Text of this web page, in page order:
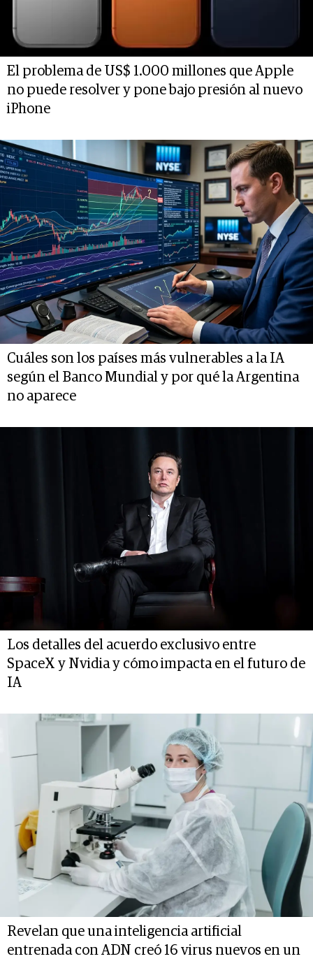
El problema de US$ 1.000 millones que Apple
no puede resolver y pone bajo presión al nuevo
iPhone
Cuáles son los países más vulnerables a la IA
según el Banco Mundial y por qué la Argentina
no aparece
Los detalles del acuerdo exclusivo entre
SpaceX y Nvidia y cómo impacta en el futuro de
IA
Revelan que una inteligencia artificial
entrenada con ADN creó 16 virus nuevos en un